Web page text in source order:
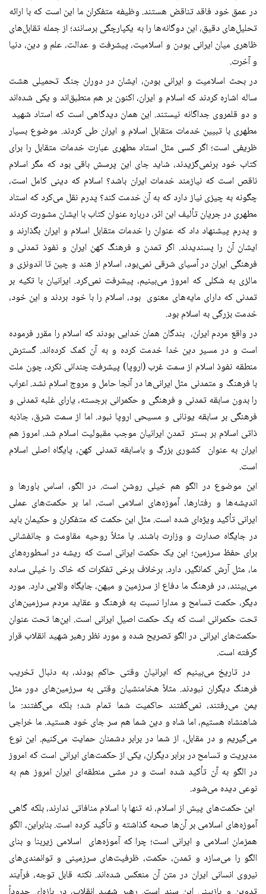
در عمق خود فاقد تناقض هستند. وظیفه متفکران ما این است که با ارائه
تحلیل‌های دقیق، این دوگانه‌ها را به یکپارچگی برسانند؛ از جمله تقابل‌های
ظاهری میان ایرانی بودن و اسلامیت، پیشرفت و عدالت، علم و دین، دنیا
و آخرت.
در بحث اسلامیت و ایرانی بودن، ایشان در دوران جنگ تحمیلی هشت
ساله اشاره کردند که اسلام و ایران، اکنون بر هم منطبق‌اند و یکی شده‌اند
و دو قلمروی جداگانه نیستند. این همان دیدگاهی است که استاد شهید
مطهری با تبیین خدمات متقابل اسلام و ایران طی کردند. موضوع بسیار
ظریفی است؛ اگر کسی مثل استاد مطهری عبارت خدمات متقابل را برای
کتاب خود برنمی‌گزیدند، شاید جای این پرسش باقی بود که مگر اسلام
ناقص است که نیازمند خدمات ایران باشد؟ اسلام که دینی کامل است،
چگونه به چیزی نیاز دارد که به آن خدمت کند؟ پدرم نقل می‌کرد که استاد
مطهری در جریان تألیف این اثر، درباره عنوان کتاب با ایشان مشورت کردند
و پدرم پیشنهاد داد که عنوان را خدمات متقابل اسلام و ایران بگذارند و
ایشان آن را پسندیدند. اگر تمدن و فرهنگ کهن ایران و نفوذ تمدنی و
فرهنگی ایران در آسیای شرقی نمی‌بود، اسلام از هند و چین تا اندونزی و
مالزی به شکلی که امروز می‌بینیم، پیشرفت نمی‌کرد. ایرانیان با تکیه بر
تمدنی که دارای مایه‌های معنوی بود، اسلام را با خود بردند و این خود،
خدمت بزرگی به اسلام بود.
در واقع مردم ایران، بندگان همان خدایی بودند که اسلام را مقرر فرموده
است و در مسیر دین خدا خدمت کرده و به آن کمک کرده‌اند. گسترش
منطقه نفوذ اسلام از سمت غرب (اروپا) پیشرفت چندانی نکرد، چون ملت
با فرهنگ و متمدنی مثل ایرانی‌ها در آنجا حامل و مروج اسلام نشد. اعراب
را بدون سابقه تمدنی و فرهنگی و حکمرانی برجسته، یارای غلبه تمدنی و
فرهنگی بر سابقه یونانی و مسیحی اروپا نبود. اما از سمت شرق، جاذبه
ذاتی اسلام بر بستر تمدن ایرانیان موجب مقبولیت اسلام شد. امروز هم
ایران به عنوان کشوری بزرگ و باسابقه تمدنی کهن، پایگاه اصلی اسلام
است.
این موضوع در الگو هم خیلی روشن است. در الگو، اساس باورها و
اندیشه‌ها و رفتارها، آموزه‌های اسلامی است، اما بر حکمت‌های عملی
ایرانی تأکید ویژه‌ای شده است. مثل این حکمت که متفکران و حکیمان باید
در جایگاه صدارت و وزارت باشند. یا مثلاً روحیه مقاومت و جانفشانی
برای حفظ سرزمین؛ این یک حکمت ایرانی است که ریشه در اسطوره‌های
ما، مثل آرش کمانگیر، دارد. برخلاف برخی تفکرات که خاک را خیلی ساده
می‌بینند، در فرهنگ ما دفاع از سرزمین و میهن، جایگاه والایی دارد. مورد
دیگر، حکمت تسامح و مدارا نسبت به فرهنگ و عقاید مردم سرزمین‌های
تحت حکمرانی است که یک حکمت اصیل ایرانی است. این‌ها تحت عنوان
حکمت‌های ایرانی در الگو تصریح شده و مورد نظر رهبر شهید انقلاب قرار
گرفته است.
در تاریخ می‌بینیم که ایرانیان وقتی حاکم بودند، به دنبال تخریب
فرهنگ دیگران نبودند. مثلاً هخامنشیان وقتی به سرزمین‌های دور مثل
یمن می‌رفتند، نمی‌گفتند حاکمیت شما تمام شد؛ بلکه می‌گفتند: ما
شاهنشاه هستیم، اما شاه و دین شما هم سر جای خود هستید. ما خراجی
می‌گیریم و در مقابل، از شما در برابر دشمنان حمایت می‌کنیم. این نوع
مدیریت و تسامح در برابر دیگران، یکی از حکمت‌های ایرانی است که امروز
در الگو به آن تأکید شده است و در مشی منطقه‌ای ایران امروز هم به
نوعی دیده می‌شود.
این حکمت‌های پیش از اسلام، نه تنها با اسلام منافاتی ندارند، بلکه گاهی
آموزه‌های اسلامی بر آن‌ها صحه گذاشته و تأکید کرده است. بنابراین، الگو
همزمان اسلامی و ایرانی است؛ چرا که آموزه‌های اسلامی زیربنا و بنای
الگو را می‌سازد و تمدن، حکمت، ظرفیت‌های سرزمینی و توانمندی‌های
نیروی انسانی ایران در متن آن منعکس شده‌اند. نکته قابل توجه، فرآیند